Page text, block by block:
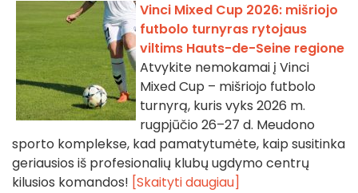
Vinci Mixed Cup 2026: mišriojo
futbolo turnyras rytojaus
viltims Hauts-de-Seine regione
Atvykite nemokamai į Vinci
Mixed Cup – mišriojo futbolo
turnyrą, kuris vyks 2026 m.
rugpjūčio 26–27 d. Meudono
sporto komplekse, kad pamatytumėte, kaip susitinka
geriausios iš profesionalių klubų ugdymo centrų
kilusios komandos! [Skaityti daugiau]